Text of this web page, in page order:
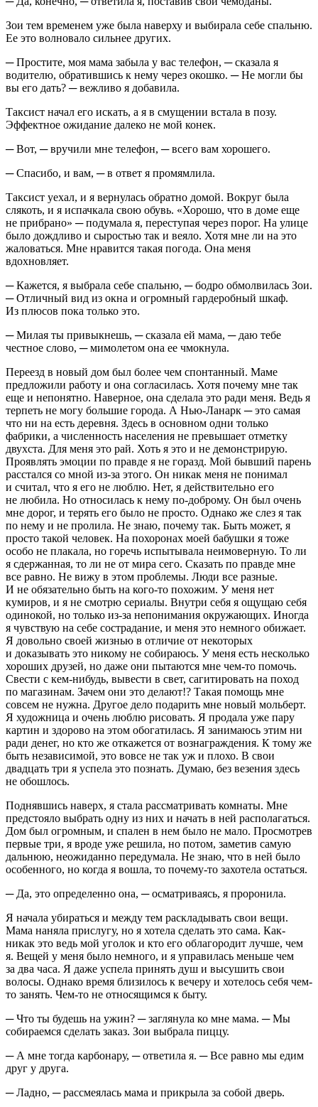
Зои тем временем уже была наверху и выбирала себе спальню.
Ее это волновало сильнее других.
─ Простите, моя мама забыла у вас телефон, ─ сказала я
водителю, обратившись к нему через окошко. ─ Не могли бы
вы его дать? ─ вежливо я добавила.
Таксист начал его искать, а я в смущении встала в позу.
Эффектное ожидание далеко не мой конек.
─ Вот, ─ вручили мне телефон, ─ всего вам хорошего.
─ Спасибо, и вам, ─ в ответ я промямлила.
Таксист уехал, и я вернулась обратно домой. Вокруг была
слякоть, и я испачкала свою обувь. «Хорошо, что в доме еще
не прибрано» ─ подумала я, переступая через порог. На улице
было дождливо и сыростью так и веяло. Хотя мне ли на это
жаловаться. Мне нравится такая погода. Она меня
вдохновляет.
─ Кажется, я выбрала себе спальню, ─ бодро обмолвилась Зои.
─ Отличный вид из окна и огромный гардеробный шкаф.
Из плюсов пока только это.
─ Милая ты привыкнешь, ─ сказала ей мама, ─ даю тебе
честное слово, ─ мимолетом она ее чмокнула.
Переезд в новый дом был более чем спонтанный. Маме
предложили работу и она согласилась. Хотя почему мне так
еще и непонятно. Наверное, она сделала это ради меня. Ведь я
терпеть не могу большие города. А Нью-Ланарк ─ это самая
что ни на есть деревня. Здесь в основном одни только
фабрики, а численность населения не превышает отметку
двухста. Для меня это рай. Хоть я это и не демонстрирую.
Проявлять эмоции по правде я не горазд. Мой бывший парень
расстался со мной из-за этого. Он никак меня не понимал
и считал, что я его не люблю. Нет, я действительно его
не любила. Но относилась к нему по-доброму. Он был очень
мне дорог, и терять его было не просто. Однако же слез я так
по нему и не пролила. Не знаю, почему так. Быть может, я
просто такой человек. На похоронах моей бабушки я тоже
особо не плакала, но горечь испытывала неимоверную. То ли
я сдержанная, то ли не от мира сего. Сказать по правде мне
все равно. Не вижу в этом проблемы. Люди все разные.
И не обязательно быть на кого-то похожим. У меня нет
кумиров, и я не смотрю сериалы. Внутри себя я ощущаю себя
одинокой, но только из-за непонимания окружающих. Иногда
я чувствую на себе сострадание, и меня это немного обижает.
Я довольно своей жизнью в отличие от некоторых
и доказывать это никому не собираюсь. У меня есть несколько
хороших друзей, но даже они пытаются мне чем-то помочь.
Свести с кем-нибудь, вывести в свет, сагитировать на поход
по магазинам. Зачем они это делают!? Такая помощь мне
совсем не нужна. Другое дело подарить мне новый мольберт.
Я художница и очень люблю рисовать. Я продала уже пару
картин и здорово на этом обогатилась. Я занимаюсь этим ни
ради денег, но кто же откажется от вознаграждения. К тому же
быть независимой, это вовсе не так уж и плохо. В свои
двадцать три я успела это познать. Думаю, без везения здесь
не обошлось.
Поднявшись наверх, я стала рассматривать комнаты. Мне
предстояло выбрать одну из них и начать в ней располагаться.
Дом был огромным, и спален в нем было не мало. Просмотрев
первые три, я вроде уже решила, но потом, заметив самую
дальнюю, неожиданно передумала. Не знаю, что в ней было
особенного, но когда я вошла, то почему-то захотела остаться.
─ Да, это определенно она, ─ осматриваясь, я проронила.
Я начала убираться и между тем раскладывать свои вещи.
Мама наняла прислугу, но я хотела сделать это сама. Как-
никак это ведь мой уголок и кто его облагородит лучше, чем
я. Вещей у меня было немного, и я управилась меньше чем
за два часа. Я даже успела принять душ и высушить свои
волосы. Однако время близилось к вечеру и хотелось себя чем-
то занять. Чем-то не относящимся к быту.
─ Что ты будешь на ужин? ─ заглянула ко мне мама. ─ Мы
собираемся сделать заказ. Зои выбрала пиццу.
─ А мне тогда карбонару, ─ ответила я. ─ Все равно мы едим
друг у друга.
─ Ладно, ─ рассмеялась мама и прикрыла за собой дверь.